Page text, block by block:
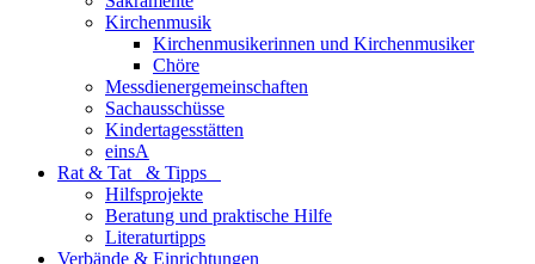
Kirchenmusik
Kirchenmusikerinnen und Kirchenmusiker
Chöre
Messdienergemeinschaften
Sachausschüsse
Kindertagesstätten
einsA
Rat & Tat & Tipps
Hilfsprojekte
Beratung und praktische Hilfe
Literaturtipps
Verbände & Einrichtungen